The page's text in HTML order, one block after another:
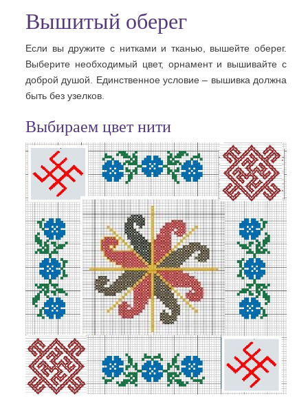
Вышитый оберег
Если вы дружите с нитками и тканью, вышейте оберег.
Выберите необходимый цвет, орнамент и вышивайте с
доброй душой. Единственное условие – вышивка должна
быть без узелков.
Выбираем цвет нити